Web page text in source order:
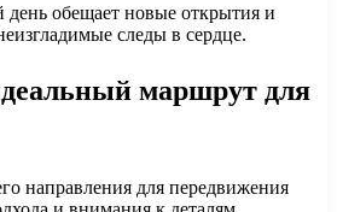
обещает новые открытия и
следы в сердце.
маршрут для
направления для передвижения